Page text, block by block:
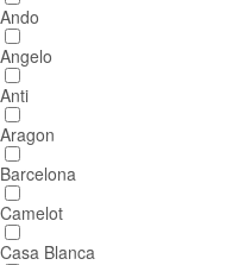
Ando
Angelo
Anti
Aragon
Barcelona
Camelot
Casa Blanca